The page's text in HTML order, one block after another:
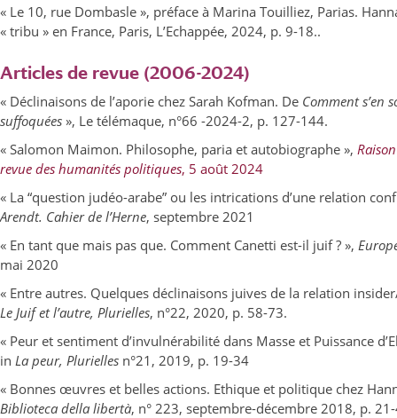
« Le 10, rue Dombasle », préface à Marina Touilliez, Parias.
« tribu » en France, Paris, L’Echappée, 2024, p. 9-18..
Articles de revue (2006-2024)
« Déclinaisons de l’aporie chez Sarah Kofman. De Comment s’en
suffoquées », Le télémaque, n°66 -2024-2, p. 127-144.
« Salomon Maimon. Philosophe, paria et autobiographe »,
revue des humanités politiques, 5 août 2024
« La “question judéo-arabe” ou les intrications d’une relation
Arendt. Cahier de l’Herne, septembre 2021
« En tant que mais pas que. Comment Canetti est-il juif ? »,
mai 2020
« Entre autres. Quelques déclinaisons juives de la relation
Le Juif et l’autre, Plurielles, n°22, 2020, p. 58-73.
« Peur et sentiment d’invulnérabilité dans Masse et Puissance
in La peur, Plurielles n°21, 2019, p. 19-34
« Bonnes œuvres et belles actions. Ethique et politique chez
Biblioteca della libertà, n° 223, septembre-décembre 2018, p.